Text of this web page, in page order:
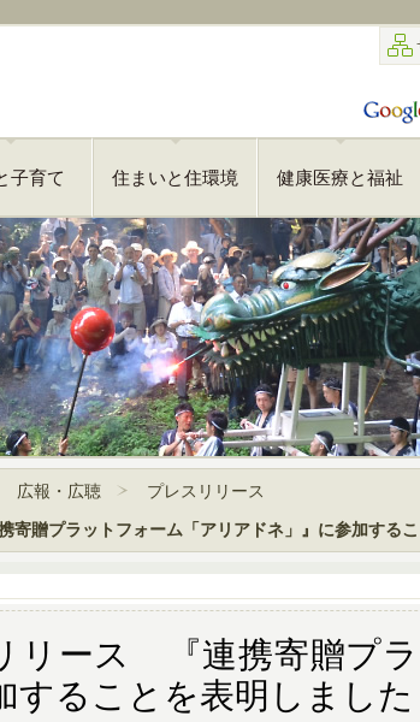
子育て 住まいと住環境 健康医療と福祉
広報・広聴
プレスリリース
贈プラットフォーム「アリアドネ」』に参加する
リース 『連携寄贈プ
することを表明しました